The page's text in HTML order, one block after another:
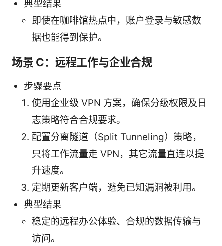
典型结果
即使在咖啡馆热点中，账户登录与敏感数
据也能得到保护。
场景 C：远程工作与企业合规
步骤要点
使用企业级 VPN 方案，确保分级权限及日
志策略符合合规要求。
配置分离隧道（Split Tunneling）策略，
只将工作流量走 VPN，其它流量直连以提
升速度。
定期更新客户端，避免已知漏洞被利用。
典型结果
稳定的远程办公体验、合规的数据传输与
访问。